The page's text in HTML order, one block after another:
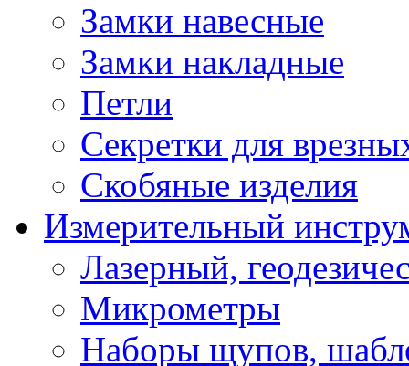
Замки навесные
Замки накладные
Петли
Секретки для
Скобяные изделия
Измерительный
Лазерный,
Микрометры
Наборы щупов,